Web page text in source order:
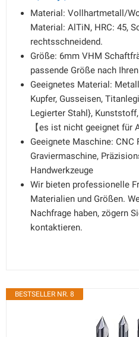
Material: Vollhartmetall/
Material: AlTiN, HRC: 45,
rechtsschneidend.
Größe: 6mm VHM
passende Größe nach
Geeignetes Material:
Kupfer, Gusseisen,
Legierter Stahl},
【es ist nicht geeignet für
Geeignete Maschine: CNC
Graviermaschine,
Handwerkzeuge
Wir bieten professionelle
Materialien und Größen.
Nachfrage haben, zögern
kontaktieren.
BESTSELLER NR. 8